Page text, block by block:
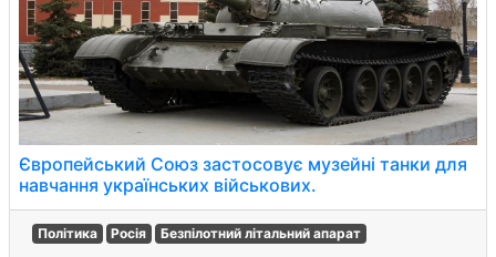
Європейський Союз застосовує музейні танки для
навчання українських військових.
Політика Росія Безпілотний літальний апарат